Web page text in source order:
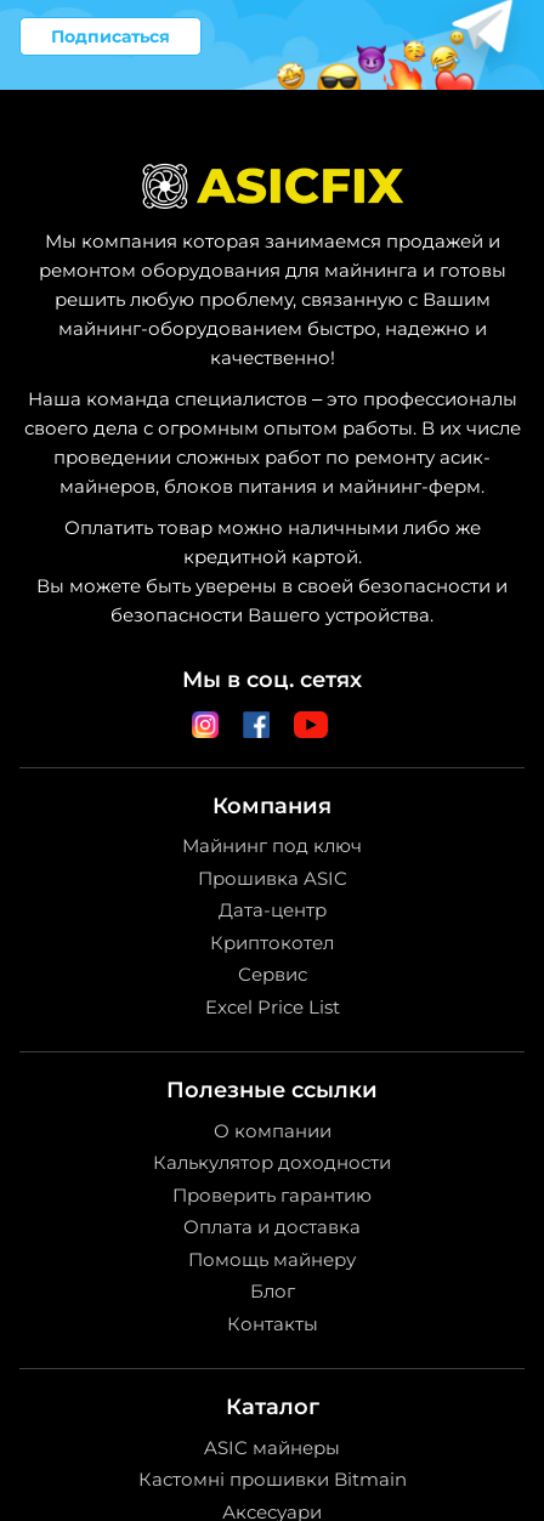
Подписаться
Мы компания которая занимаемся продажей и
ремонтом оборудования для майнинга и готовы
решить любую проблему, связанную с Вашим
майнинг-оборудованием быстро, надежно и
качественно!
Наша команда специалистов – это профессионалы
своего дела с огромным опытом работы. В их числе
проведении сложных работ по ремонту асик-
майнеров, блоков питания и майнинг-ферм.
Оплатить товар можно наличными либо же
кредитной картой.
Вы можете быть уверены в своей безопасности и
безопасности Вашего устройства.
Мы в соц. сетях
Компания
Майнинг под ключ
Прошивка ASIC
Дата-центр
Криптокотел
Сервис
Excel Price List
Полезные ссылки
О компании
Калькулятор доходности
Проверить гарантию
Оплата и доставка
Помощь майнеру
Блог
Контакты
Каталог
ASIC майнеры
Кастомні прошивки Bitmain
Аксесуари